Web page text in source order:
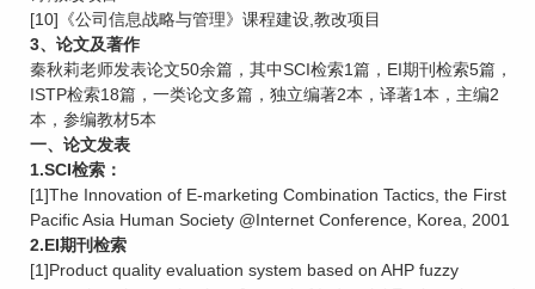
[10]《公司信息战略与管理》课程建设,教改项目
3、论文及著作
秦秋莉老师发表论文50余篇，其中SCI检索1篇，EI期刊检索5篇，
ISTP检索18篇，一类论文多篇，独立编著2本，译著1本，主编2
本，参编教材5本
一、论文发表
1.SCI检索：
[1]The Innovation of E-marketing Combination Tactics, the First
Pacific Asia Human Society @Internet Conference, Korea, 2001
2.EI期刊检索
[1]Product quality evaluation system based on AHP fuzzy